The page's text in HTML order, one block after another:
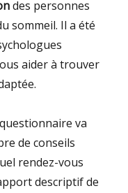
des personnes
sommeil. Il a été
aider à trouver
va
de conseils
rendez-vous
descriptif de